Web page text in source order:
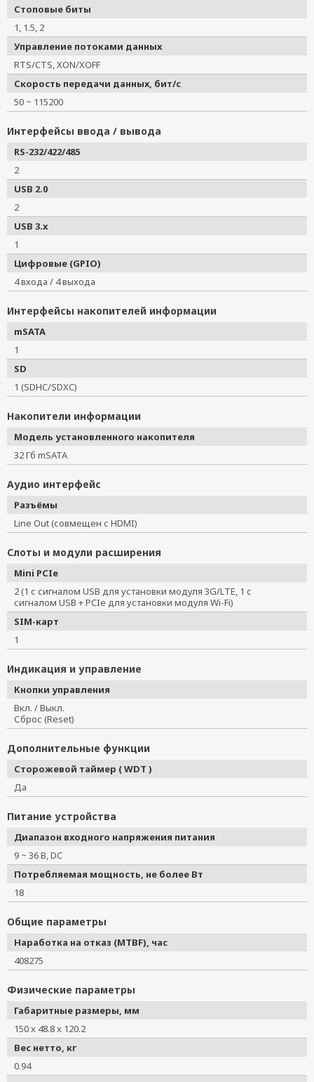
Стоповые биты
1, 1.5, 2
Управление потоками данных
RTS/CTS, XON/XOFF
Скорость передачи данных, бит/с
50 ~ 115200
Интерфейсы ввода / вывода
RS-232/422/485
2
USB 2.0
2
USB 3.x
1
Цифровые (GPIO)
4 входа / 4 выхода
Интерфейсы накопителей информации
mSATA
1
SD
1 (SDHC/SDXC)
Накопители информации
Модель установленного накопителя
32 Гб mSATA
Аудио интерфейс
Разъёмы
Line Out (совмещен с HDMI)
Слоты и модули расширения
Mini PCIe
2 (1 с сигналом USB для установки модуля 3G/LTE, 1 с
сигналом USB + PCIe для установки модуля Wi-Fi)
SIM-карт
1
Индикация и управление
Кнопки управления
Вкл. / Выкл.
Сброс (Reset)
Дополнительные функции
Сторожевой таймер ( WDT )
Да
Питание устройства
Диапазон входного напряжения питания
9 ~ 36 В, DC
Потребляемая мощность, не более Вт
18
Общие параметры
Наработка на отказ (MTBF), час
408275
Физические параметры
Габаритные размеры, мм
150 x 48.8 x 120.2
Вес нетто, кг
0.94